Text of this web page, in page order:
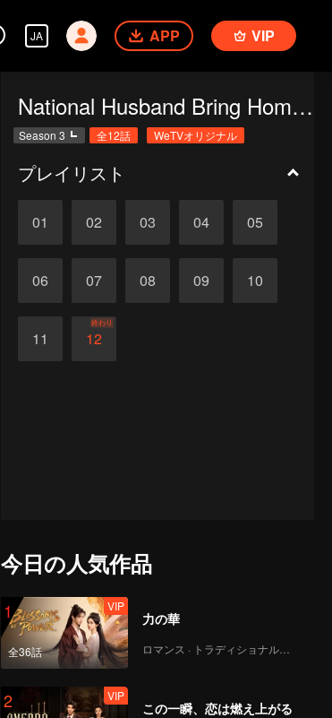
JA APP VIP
National Husband Bring Home SS3
Season 3 全12話 WeTVオリジナル
プレイリスト
01 02 03 04 05
06 07 08 09 10
11 12
終わり
今日の人気作品
1
全36話
VIP
力の華
ロマンス · トラディショナル・コスチューム
2 VIP
この一瞬、恋は燃え上がる